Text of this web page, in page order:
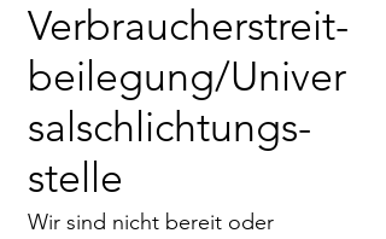
Verbraucher­streit­
beilegung/Univer
sal­schlichtungs­
stelle
Wir sind nicht bereit oder